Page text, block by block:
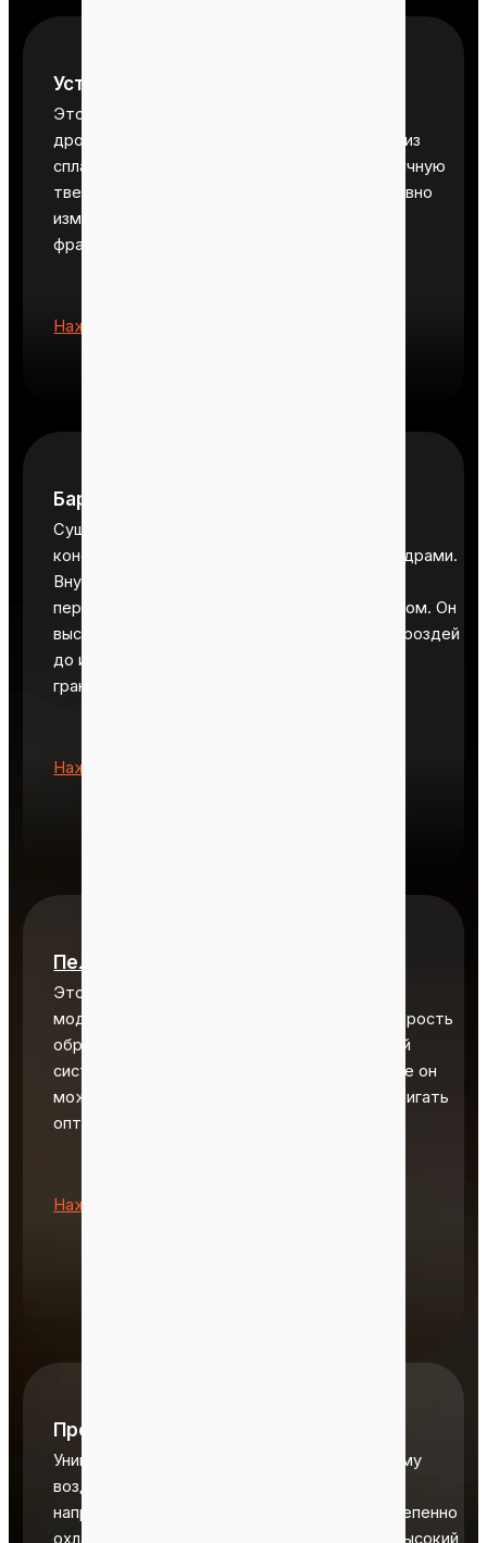
Устройство для нарезки сырья
Это высокопроизводительная двухвальная
дробилка. Ее внутренние ножи изготовлены из
сплава 6GrW2Si, который обеспечивает отличную
твердость и износостойкость. Она эффективно
измельчает пустые фруктовые гроздья на
фрагменты размером 20-40 мм.
Нажмите, чтобы настроить
Барабанная сушилка
Сушильный барабан имеет двухствольную
конструкцию с внутренним и внешним цилиндрами.
Внутренние перегородки тщательно
перемешивают материалы с горячим воздухом. Он
высушивает порошок из пустых фруктовых гроздей
до идеального уровня влажности для
гранулирования.
Нажмите, чтобы настроить
Пеллетная машина eFB
Этот гранулятор выпускается в нескольких
моделях и обеспечивает более высокую скорость
образования гранул. Благодаря двухвалковой
системе и инновационной кольцевой фильере он
может работать со сложным сырьем и достигать
оптимального коэффициента сжатия.
Нажмите, чтобы настроить
Противоточный охладитель
Уникальная конструкция позволяет холодному
воздуху и гранулам течь в противоположных
направлениях. Это позволяет гранулам постепенно
охлаждаться до комнатной температуры. Высокий